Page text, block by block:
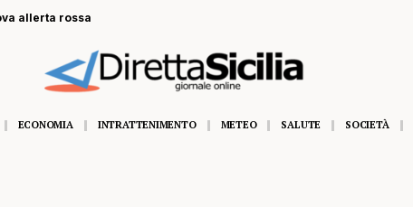
allerta rossa
ECONOMIA INTRATTENIMENTO METEO SALUTE SOCIETÀ